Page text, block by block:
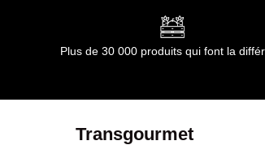
dont Acides gras saturés
Protéines
Plus de 30 000 produits qui font la
Transgourmet